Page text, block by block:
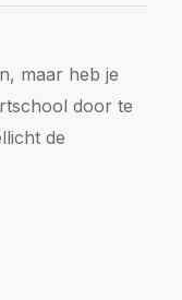
maar heb je
door te
de